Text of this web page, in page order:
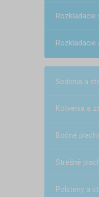
Rozkladacie
Rozkladacie
Sedenia a
Kotvenia a
Bočné
Strešné
Polsteny a